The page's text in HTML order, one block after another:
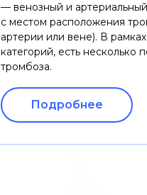
— венозный и
с местом расположения
артерии или вене). В рамках
категорий, есть несколько
тромбоза.
Подробнее